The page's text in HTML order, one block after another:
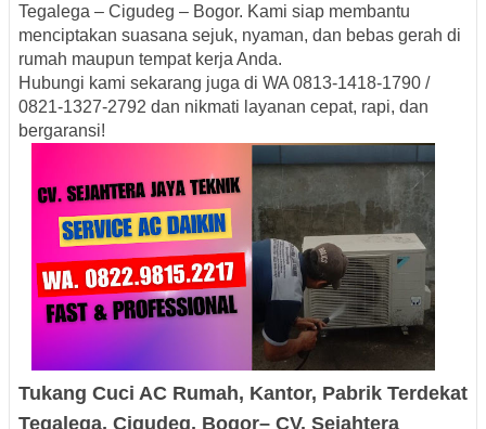
Tegalega – Cigudeg – Bogor. Kami siap membantu
menciptakan suasana sejuk, nyaman, dan bebas gerah di
rumah maupun tempat kerja Anda.
Hubungi kami sekarang juga di WA 0813-1418-1790 /
0821-1327-2792 dan nikmati layanan cepat, rapi, dan
bergaransi!
Tukang Cuci AC Rumah, Kantor, Pabrik Terdekat
Tegalega, Cigudeg, Bogor– CV. Sejahtera